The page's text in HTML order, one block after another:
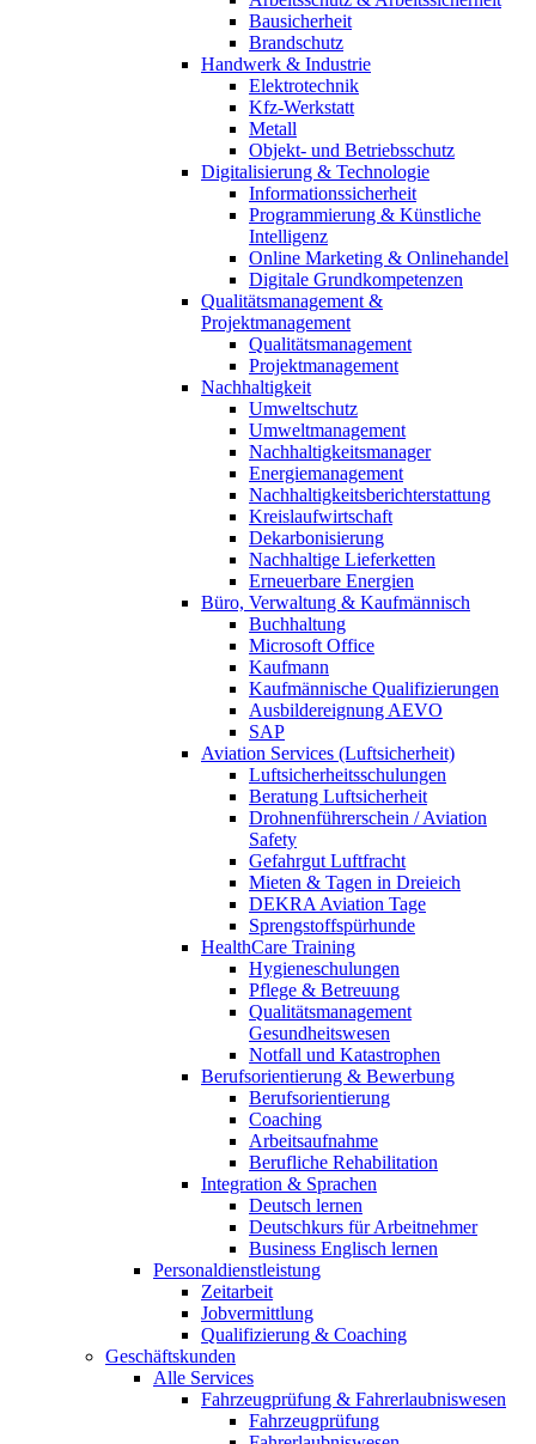
Bausicherheit
Brandschutz
Handwerk & Industrie
Elektrotechnik
Kfz-Werkstatt
Metall
Objekt- und Betriebsschutz
Digitalisierung & Technologie
Informationssicherheit
Programmierung & Künstliche
Intelligenz
Online Marketing & Onlinehandel
Digitale Grundkompetenzen
Qualitätsmanagement &
Projektmanagement
Qualitätsmanagement
Projektmanagement
Nachhaltigkeit
Umweltschutz
Umweltmanagement
Nachhaltigkeitsmanager
Energiemanagement
Nachhaltigkeitsberichterstattung
Kreislaufwirtschaft
Dekarbonisierung
Nachhaltige Lieferketten
Erneuerbare Energien
Büro, Verwaltung & Kaufmännisch
Buchhaltung
Microsoft Office
Kaufmann
Kaufmännische Qualifizierungen
Ausbildereignung AEVO
SAP
Aviation Services (Luftsicherheit)
Luftsicherheitsschulungen
Beratung Luftsicherheit
Drohnenführerschein / Aviation
Safety
Gefahrgut Luftfracht
Mieten & Tagen in Dreieich
DEKRA Aviation Tage
Sprengstoffspürhunde
HealthCare Training
Hygieneschulungen
Pflege & Betreuung
Qualitätsmanagement
Gesundheitswesen
Notfall und Katastrophen
Berufsorientierung & Bewerbung
Berufsorientierung
Coaching
Arbeitsaufnahme
Berufliche Rehabilitation
Integration & Sprachen
Deutsch lernen
Deutschkurs für Arbeitnehmer
Business Englisch lernen
Personaldienstleistung
Zeitarbeit
Jobvermittlung
Qualifizierung & Coaching
Geschäftskunden
Alle Services
Fahrzeugprüfung & Fahrerlaubniswesen
Fahrzeugprüfung